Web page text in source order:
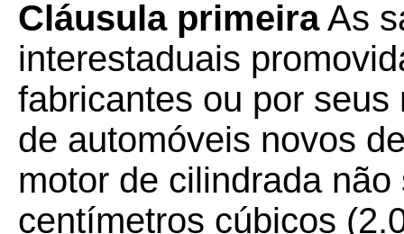
Cláusula primeiraAs
interestaduais
fabricantes ou por
de automóveis novos
motor de cilindrada
centímetros cúbicos